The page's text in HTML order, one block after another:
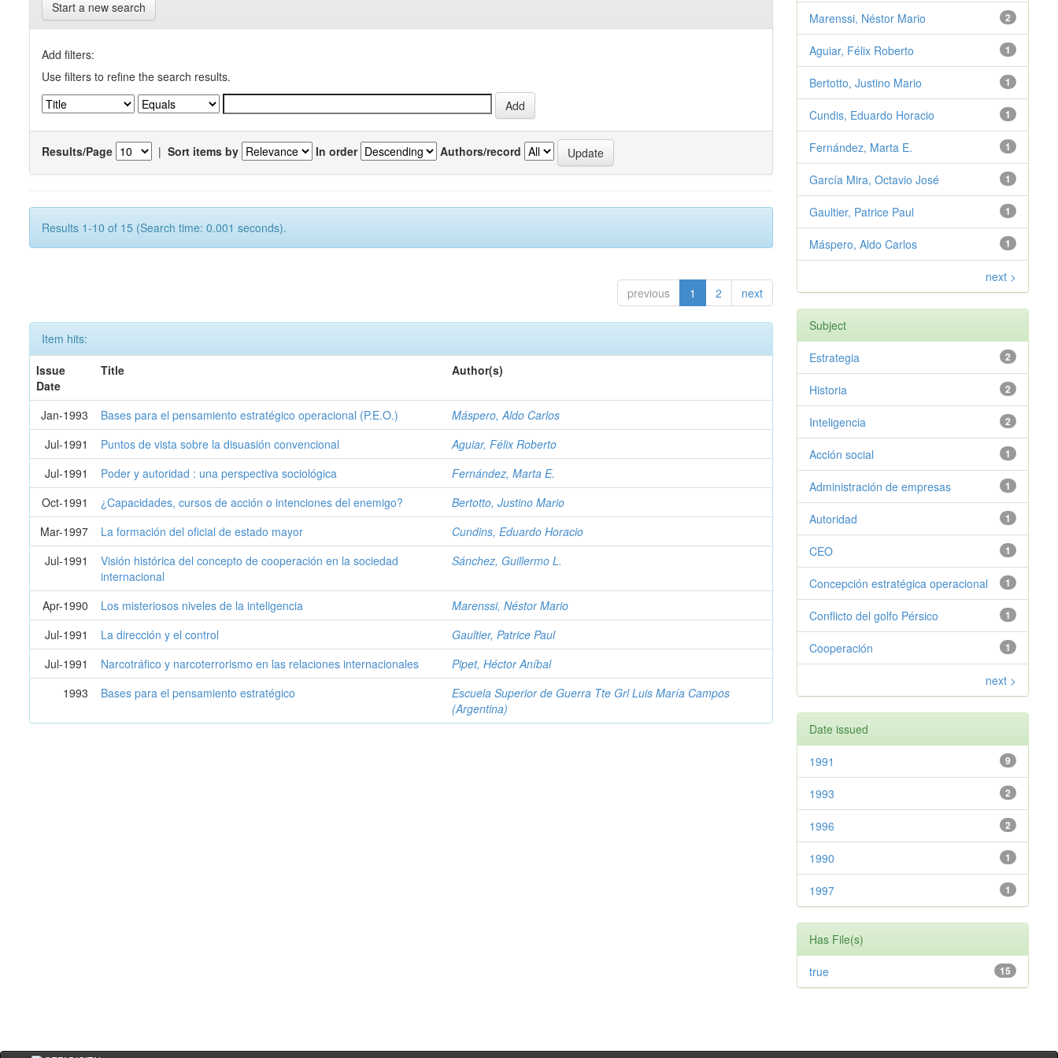
Start a new search
Add filters:
Use filters to refine the search results.
Results/Page | Sort items by In order Authors/record
Results 1-10 of 15 (Search time: 0.001 seconds).
previous 1 2 next
Item hits:
Issue
Date
Title Author(s)
Jan-1993 Bases para el pensamiento estratégico operacional (P.E.O.)
Máspero, Aldo Carlos
Jul-1991
Puntos de vista sobre la disuasión convencional
Aguiar, Félix Roberto
Jul-1991
Poder y autoridad : una perspectiva sociológica
Fernández, Marta E.
Oct-1991
¿Capacidades, cursos de acción o intenciones del enemigo?
Bertotto, Justino Mario
Mar-1997
La formación del oficial de estado mayor
Cundins, Eduardo Horacio
Jul-1991
Visión histórica del concepto de cooperación en la sociedad
internacional
Sánchez, Guillermo L.
Apr-1990 Los misteriosos niveles de la inteligencia
Marenssi, Néstor Mario
Jul-1991
La dirección y el control
Gaultier, Patrice Paul
Jul-1991
Narcotráfico y narcoterrorismo en las relaciones internacionales
Pipet, Héctor Aníbal
1993
Bases para el pensamiento estratégico
Escuela Superior de Guerra Tte Grl Luis María Campos
(Argentina)
2
Marenssi, Néstor Mario
1
Aguiar, Félix Roberto
1
Bertotto, Justino Mario
1
Cundis, Eduardo Horacio
1
Fernández, Marta E.
1
García Mira, Octavio José
1
Gaultier, Patrice Paul
1
Máspero, Aldo Carlos
next >
Subject
2
Estrategia
2
Historia
2
Inteligencia
1
Acción social
1
Administración de empresas
1
Autoridad
1
CEO
1
Concepción estratégica operacional
1
Conflicto del golfo Pérsico
1
Cooperación
next >
Date issued
9
1991
2
1993
2
1996
1
1990
1
1997
Has File(s)
15
true